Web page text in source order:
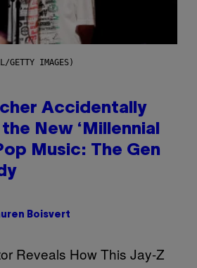
GETTY IMAGES)
Accidentally
New ‘Millennial
Music: The Gen
Boisvert